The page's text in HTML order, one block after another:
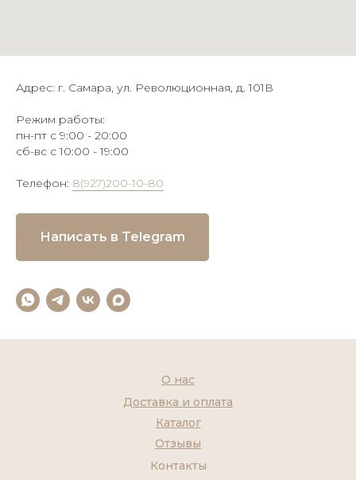
Адрес: г. Самара, ул. Революционная, д. 101В
Режим работы:
пн-пт с 9:00 - 20:00
сб-вс с 10:00 - 19:00
Телефон: 8(927)200-10-80
Написать в Telegram
Контакты
Каталог
О нас
Доставка и оплата
Отзывы